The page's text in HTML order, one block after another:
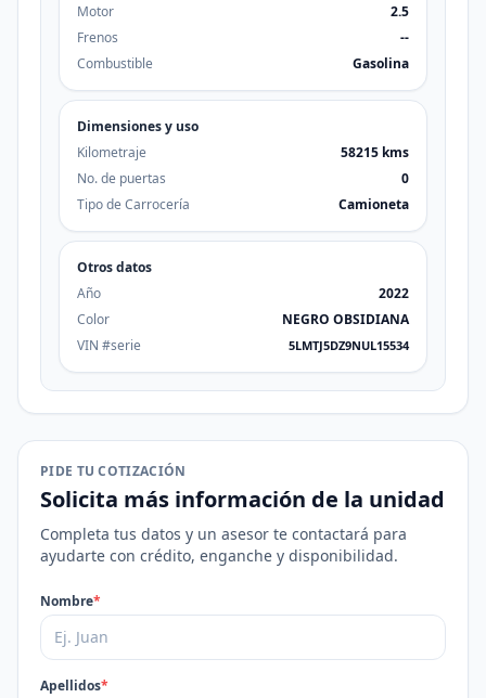
Motor
2.5
Frenos
--
Combustible
Gasolina
Dimensiones y uso
Kilometraje
58215 kms
No. de puertas
0
Tipo de Carrocería
Camioneta
Otros datos
Año
2022
Color
NEGRO OBSIDIANA
VIN #serie
5LMTJ5DZ9NUL15534
PIDE TU COTIZACIÓN
Solicita más información de la unidad
Completa tus datos y un asesor te contactará para
ayudarte con crédito, enganche y disponibilidad.
Nombre*
Apellidos*